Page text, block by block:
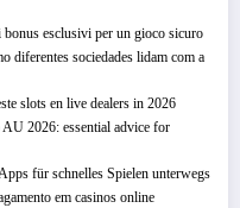
esclusivi per un gioco sicuro
diferentes sociedades lidam com a
slots en live dealers in 2026
2026: essential advice for
für schnelles Spielen unterwegs
em casinos online